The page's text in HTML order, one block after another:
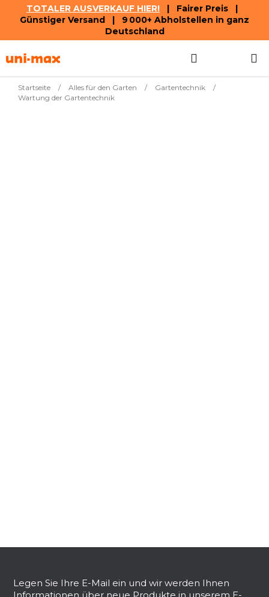
TOTALER AUSVERKAUF HIER! | Fairer Preis |
Günstiger Versand | 9 000+ Abholstellen in ganz
Deutschland
Inhalt
Startseite / Alles für den Garten / Gartentechnik
/
Wartung der Gartentechnik
Legen Sie Ihre E-Mail ein und wir werden Ihnen